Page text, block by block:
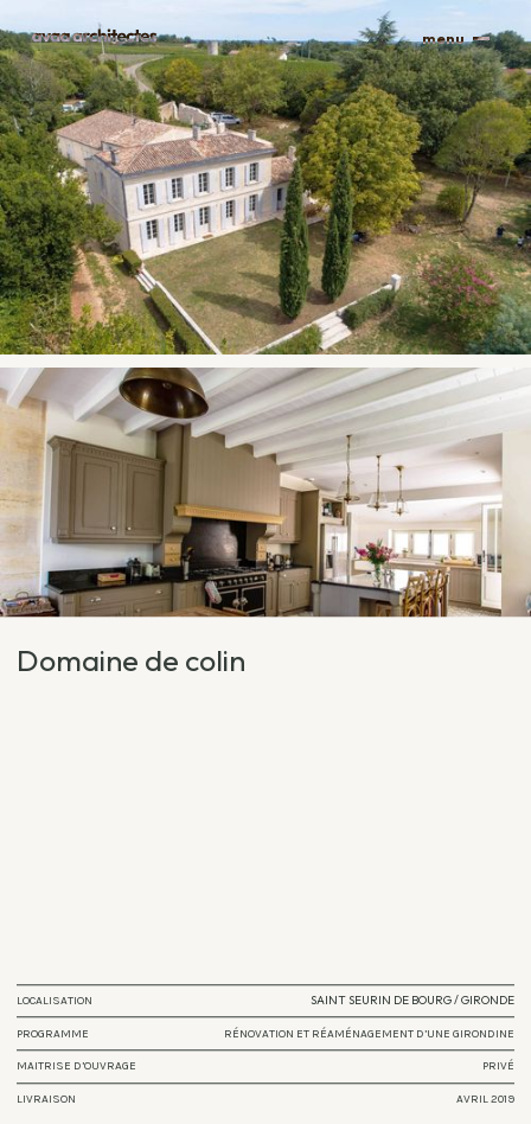
menu
TOUS LES PROJETS
Domaine de colin
LOCALISATION SAINT SEURIN DE BOURG / GIRONDE
PROGRAMME RÉNOVATION ET RÉAMÉNAGEMENT D’UNE GIRONDINE
MAITRISE D’OUVRAGE PRIVÉ
LIVRAISON AVRIL 2019